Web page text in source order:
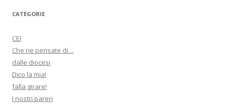
CATEGORIE
CEI
Che ne pensate di…
dalle diocesi
Dico la mia!
falla girare!
I nostri pareri